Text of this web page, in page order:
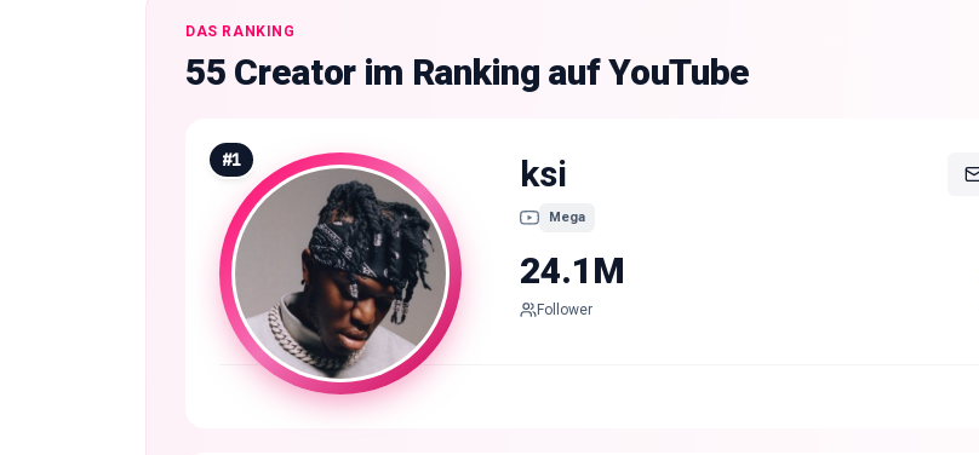
DAS RANKING
55 Creator im Ranking auf YouTube
#1 ksi
Mega
24.1M
Follower